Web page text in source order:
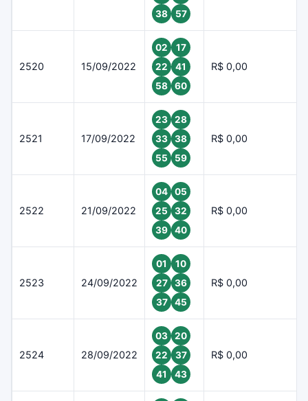
38
57
2520 15/09/2022
02
17
22
41
58
60
R$ 0,00
2521 17/09/2022
23
28
33
38
55
59
R$ 0,00
2522 21/09/2022
04
05
25
32
39
40
R$ 0,00
2523 24/09/2022
01
10
27
36
37
45
R$ 0,00
2524 28/09/2022
03
20
22
37
41
43
R$ 0,00